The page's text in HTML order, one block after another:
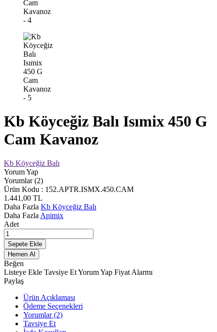
Kb Köyceğiz Balı Isımix 450 G
Cam Kavanoz
Kb Köyceğiz Balı
Yorum Yap
Yorumlar (2)
Ürün Kodu : 152.APTR.ISMX.450.CAM
1.441,00 TL
Daha Fazla Kb Köyceğiz Balı
Daha Fazla Apimix
Adet
Sepete Ekle
Hemen Al
Beğen
Listeye Ekle Tavsiye EtYorum Yap Fiyat Alarmı
Paylaş
Ürün Açıklaması
Ödeme Seçenekleri
Yorumlar (2)
Tavsiye Et